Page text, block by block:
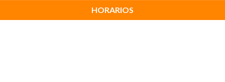
HORARIOS